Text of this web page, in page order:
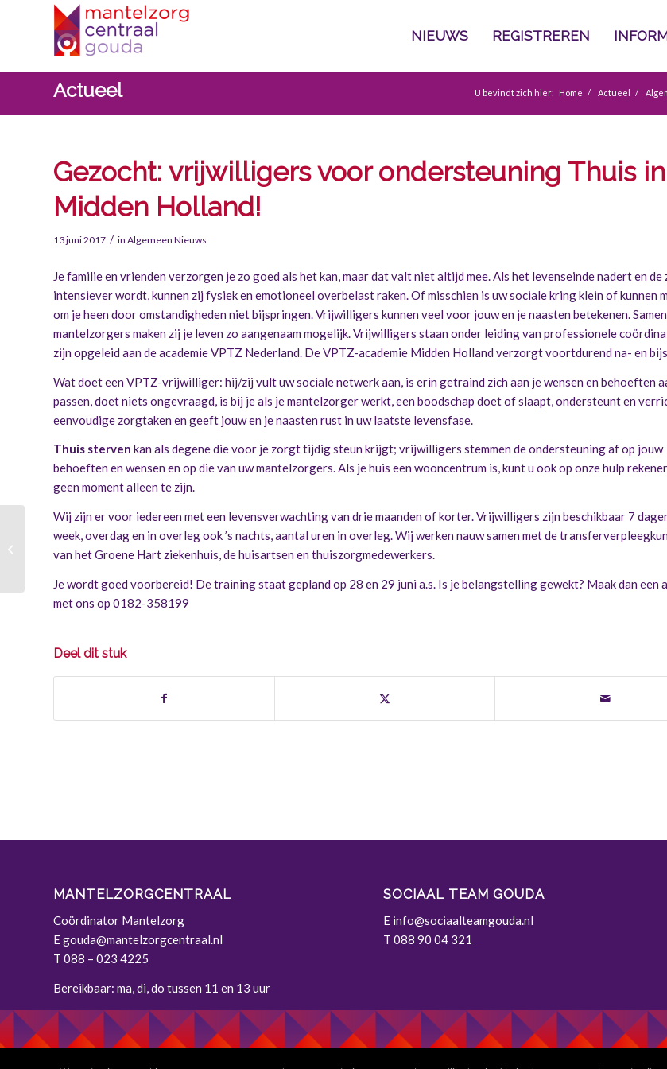
NIEUWS REGISTREREN
Actueel U bevindt zich hier: Home / Actueel /
Gezocht: vrijwilligers voor ondersteuning Thuis in
Midden Holland!
13 juni 2017 / in Algemeen Nieuws
Je familie en vrienden verzorgen je zo goed als het kan, maar dat valt niet altijd mee. Als het levenseinde nadert en de
intensiever wordt, kunnen zij fysiek en emotioneel overbelast raken. Of misschien is uw sociale kring klein of kunnen
om je heen door omstandigheden niet bijspringen. Vrijwilligers kunnen veel voor jouw en je naasten betekenen.
mantelzorgers maken zij je leven zo aangenaam mogelijk. Vrijwilligers staan onder leiding van professionele
zijn opgeleid aan deacademie VPTZ Nederland. De VPTZ-academie Midden Holland verzorgt voortdurend na- en
Wat doet een VPTZ-vrijwilliger: hij/zij vult uw sociale netwerk aan, is erin getraind zich aan je wensen en behoeften
passen, doet niets ongevraagd, is bij je als je mantelzorger werkt, een boodschap doet of slaapt, ondersteunt en
eenvoudige zorgtaken en geeft jouw en je naasten rust in uw laatste levensfase.
Thuis sterven kan als degene die voor je zorgt tijdig steun krijgt; vrijwilligers stemmen de ondersteuning af op jouw
behoeften en wensen en op die van uw mantelzorgers. Als je huis een wooncentrum is, kunt u ook op onze hulp
geen moment alleen te zijn.
Wij zijn er voor iedereen met een levensverwachting van drie maanden of korter. Vrijwilligers zijn beschikbaar 7
week, overdag en in overleg ook ’s nachts, aantal uren in overleg. Wij werken nauw samen met de
van het Groene Hart ziekenhuis, de huisartsen en thuiszorgmedewerkers.
Je wordt goed voorbereid! De training staat gepland op 28 en 29 juni a.s. Is je belangstelling gewekt? Maak dan een
met ons op 0182-358199
Deel dit stuk
MANTELZORGCENTRAAL
Coördinator Mantelzorg
Egouda@mantelzorgcentraal.nl
T 088 – 023 4225
Bereikbaar: ma, di, do tussen 11 en 13 uur
SOCIAAL TEAM GOUDA
E info@sociaalteamgouda.nl
T 088 90 04 321
Per 1 juni heet ZOG MH voortaan
stichting KernKracht!